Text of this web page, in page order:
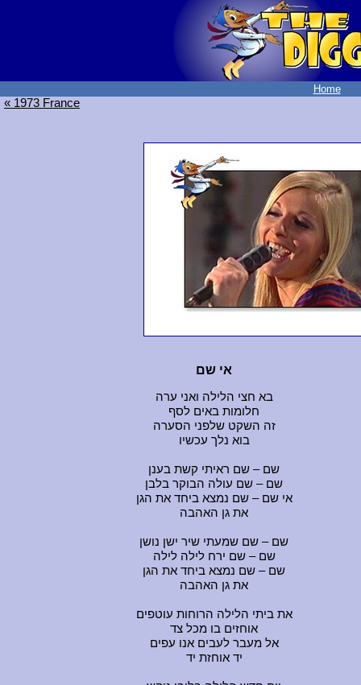
Home
« 1973 France
אי שם
בא חצי הלילה ואני ערה
חלומות באים לסף
זה השקט שלפני הסערה
בוא נלך עכשיו
שם – שם ראיתי קשת בענן
שם – שם עולה הבוקר בלבן
אי שם – שם נמצא ביחד את הגן
את גן האהבה
שם – שם שמעתי שיר ישן נושן
שם – שם ירח לילה לילה
שם – שם נמצא ביחד את הגן
את גן האהבה
את ביתי הלילה הרוחות עוטפים
אוחזים בו מכל צד
אל מעבר לעבים אנו עפים
יד אוחזת יד